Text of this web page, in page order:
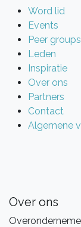
Word lid
Events
Peer groups
Leden
Inspiratie
Over ons
Partners
Contact
Algemene
Over ons